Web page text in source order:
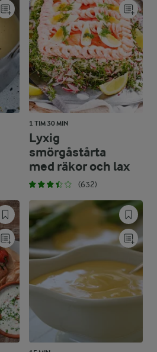
1 TIM 30 MIN
Lyxig
smörgåstårta
med räkor och lax
(632)